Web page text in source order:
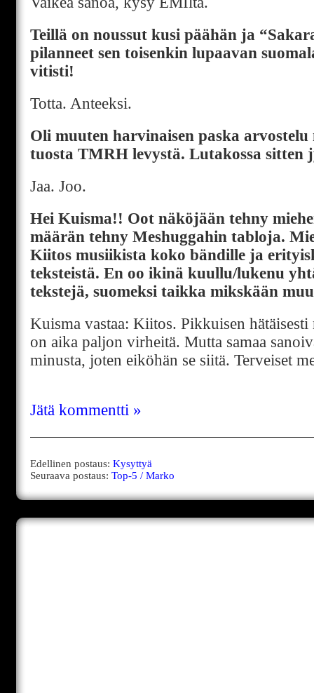
Teillä on noussut kusi päähän ja
pilanneet sen toisenkin lupaavan
vitisti!
Totta. Anteeksi.
Oli muuten harvinaisen paska
tuosta TMRH levystä. Lutakossa sitten
Jaa. Joo.
Hei Kuisma!! Oot näköjään tehny
määrän tehny Meshuggahin tabloja.
Kiitos musiikista koko bändille ja
teksteistä. En oo ikinä kuullu/lukenu
tekstejä, suomeksi taikka mikskään
Kuisma vastaa: Kiitos. Pikkuisen
on aika paljon virheitä. Mutta samaa
minusta, joten eiköhän se siitä. Terveiset
Jätä kommentti »
Edellinen postaus: Kysyttyä
Seuraava postaus: Top-5 / Marko